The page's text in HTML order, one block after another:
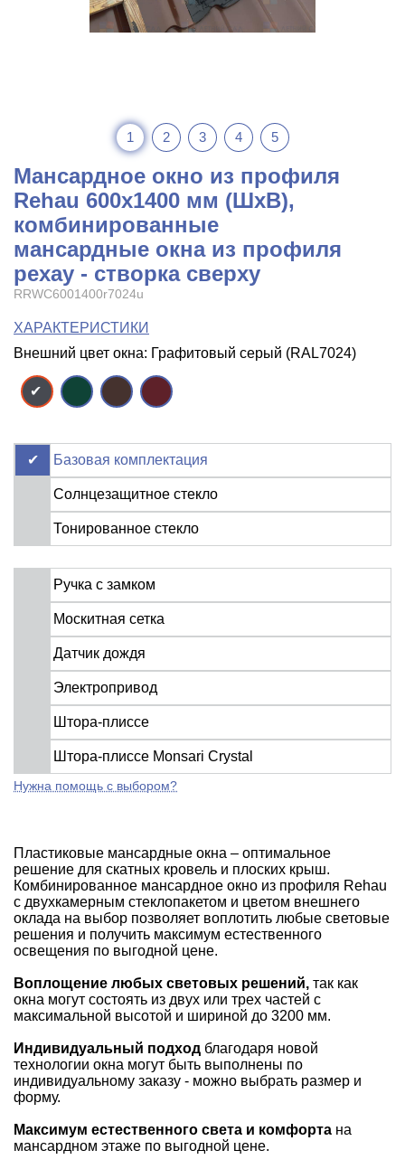
1 2 3 4 5
Мансардное окно из профиля
Rehau 600x1400 мм (ШхВ),
комбинированные
мансардные окна из профиля
рехау - створка сверху
RRWC6001400r7024u
ХАРАКТЕРИСТИКИ
Внешний цвет окна: Графитовый серый (RAL7024)
Базовая комплектация
Солнцезащитное стекло
Тонированное стекло
Ручка с замком
Москитная сетка
Датчик дождя
Электропривод
Штора-плиссе
Штора-плиссе Monsari Crystal
Нужна помощь с выбором?
Пластиковые мансардные окна – оптимальное
решение для скатных кровель и плоских крыш.
Комбинированное мансардное окно из профиля Rehau
с двухкамерным стеклопакетом и цветом внешнего
оклада на выбор позволяет воплотить любые световые
решения и получить максимум естественного
освещения по выгодной цене.
Воплощение любых световых решений, так как
окна могут состоять из двух или трех частей с
максимальной высотой и шириной до 3200 мм.
Индивидуальный подход благодаря новой
технологии окна могут быть выполнены по
индивидуальному заказу - можно выбрать размер и
форму.
Максимум естественного света и комфорта на
мансардном этаже по выгодной цене.